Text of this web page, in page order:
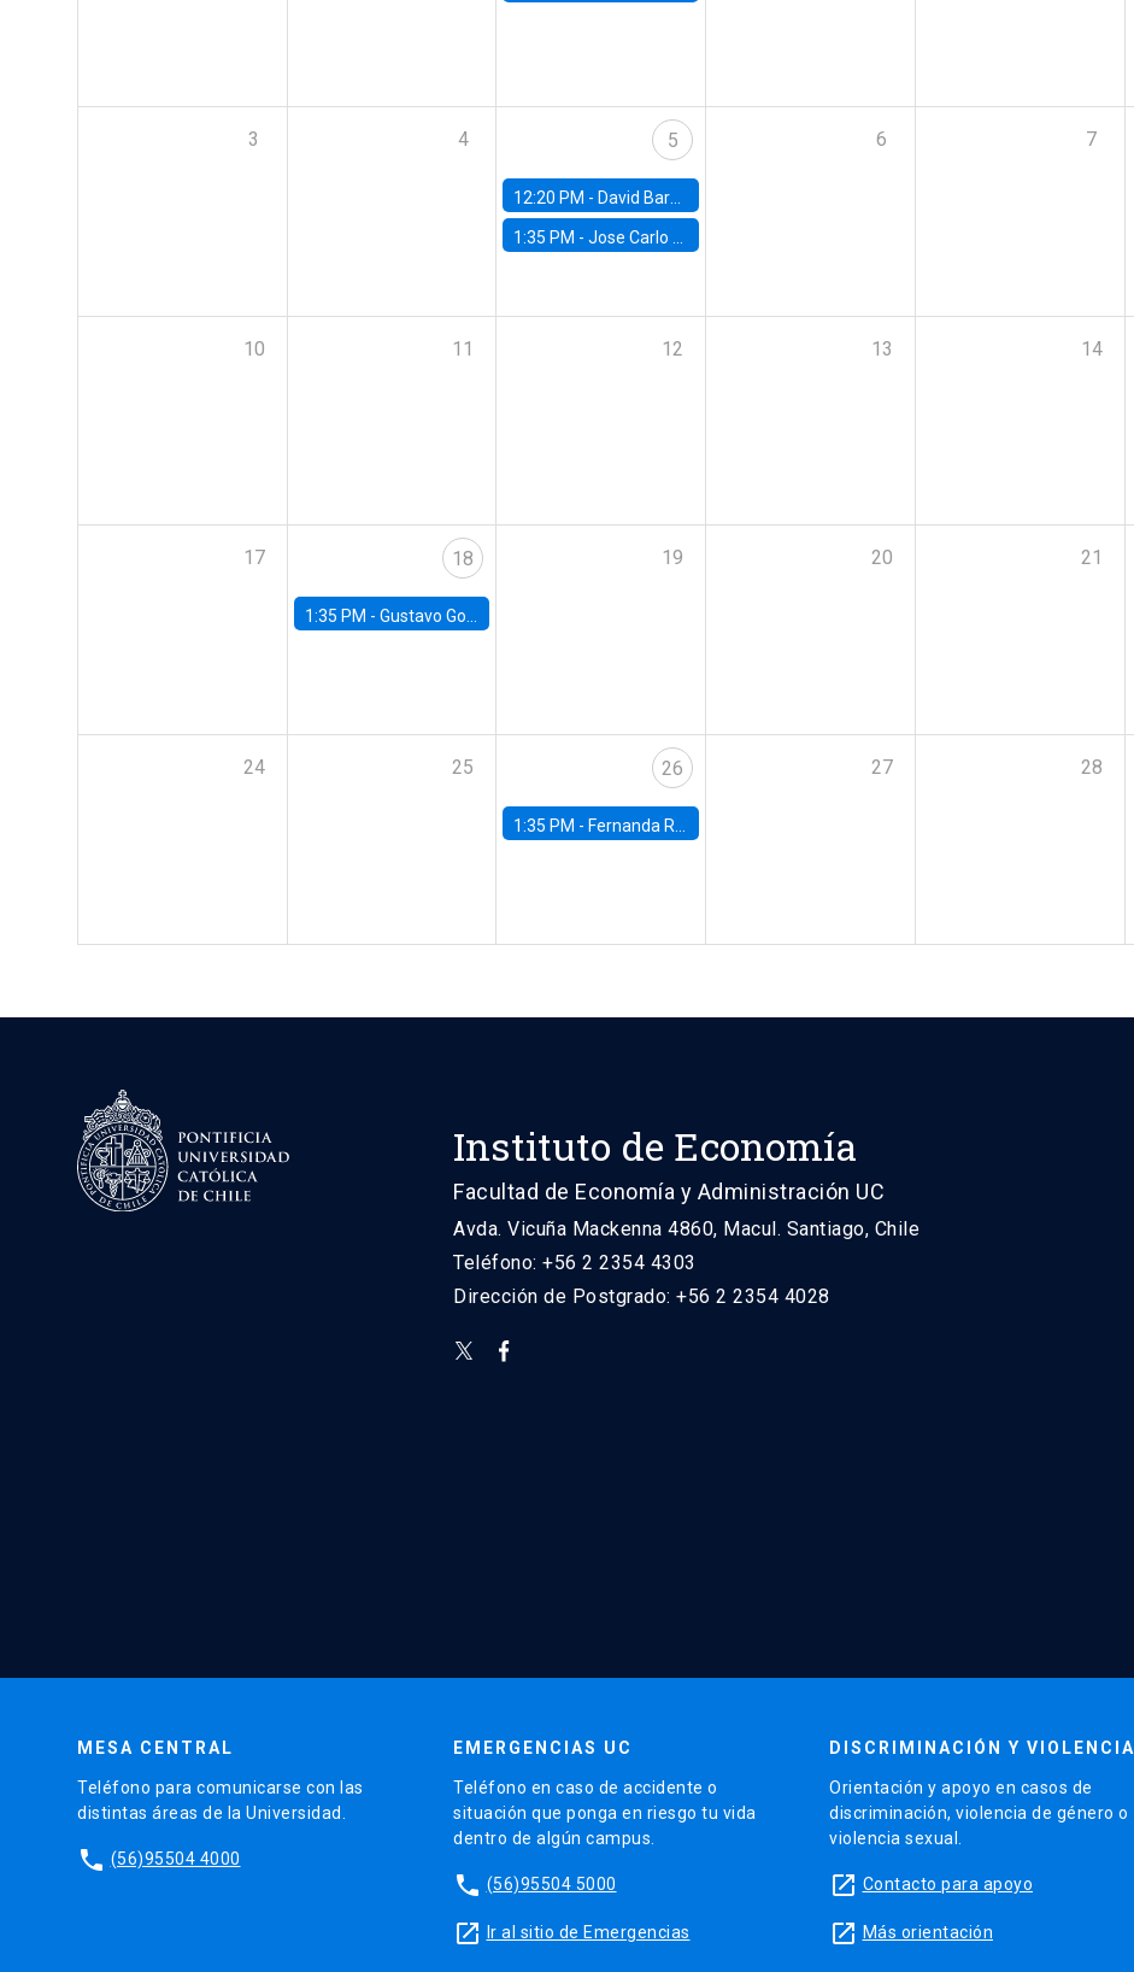
3 4 5
12:20 PM - David Bardey, Universidad de los Andes - CEDE
1:35 PM -Jose Carlo Bermudez, UC (ME) & World Bank
6 7
10 11 12 13 14
17 18
1:35 PM - Gustavo González, Banco Central de Chile
19 20 21
24 25 26
1:35 PM - Fernanda Rojas Ampuero, University of Wisconsin-Madison
27 28
Instituto de Economía
Facultad de Economía y Administración UC
Avda. Vicuña Mackenna 4860, Macul. Santiago, Chile
Teléfono: +56 2 2354 4303
Dirección de Postgrado: +56 2 2354 4028
MESA CENTRAL
Teléfono para comunicarse con las
distintas áreas de la Universidad.
phone (56)95504 4000
EMERGENCIAS UC
Teléfono en caso de accidente o
situación que ponga en riesgo tu vida
dentro de algún campus.
phone (56)95504 5000
launch Ir al sitio de Emergencias
DISCRIMINACIÓN Y VIOLENCIA
Orientación y apoyo en casos de
discriminación, violencia de género o
violencia sexual.
launch Contacto para apoyo
launch Más orientación